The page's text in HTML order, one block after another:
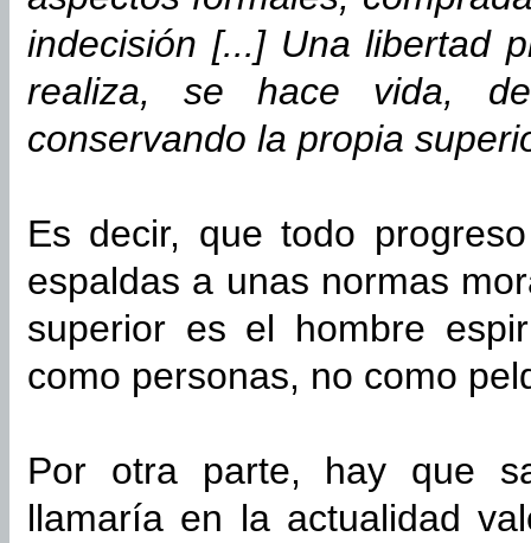
indecisión [...] Una libertad
realiza, se hace vida,
conservando la propia
Es decir, que todo
espaldas a unas normas
superior es el hombre
como personas, no como
Por otra parte, hay que
llamaría en la actualidad